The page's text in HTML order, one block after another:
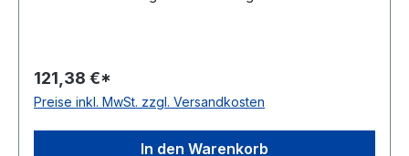
121,38 €*
Preise inkl. MwSt. zzgl. Versandkosten
In den Warenkorb